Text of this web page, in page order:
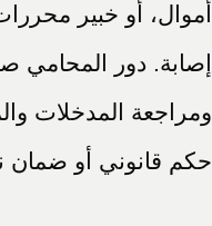
أموال، أو خبير
إصابة. دور المحامي
ومراجعة المدخلات
حكم قانوني أو ضمان